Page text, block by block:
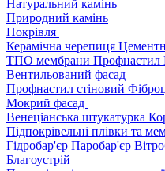
Натуральний камінь
Природний камінь
Покрівля
Керамічна черепиця
ТПО мембрани Профнастил
Вентильований фасад
Профнастил стіновий
Мокрий фасад
Венеціанська штукатурка
Підпокрівельні плівки та
Гідробар'єр Паробар'єр
Благоустрій